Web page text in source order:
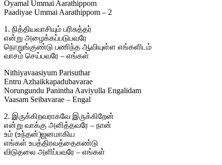
Oyamal Ummai Aarathippom
Paadiyae Ummai Aarathippom – 2
1. நித்தியவாசியும் பரிசுத்தர்
என்று அழைக்கப்படுபவரே
நொறுங்குண்டு பணிந்த ஆவியுள்ள எங்களிடம்
வாசம் செய்பவரே – எங்கள்
Nithiyavaasiyum Parisuthar
Entru Azhaikkapadubavarae
Norungundu Panintha Aaviyulla Engalidam
Vaasam Seibavarae – Engal
2. இருக்கிறவராகவே இருக்கிறேன்
என்று வாக்கு அளித்தவரே – நான்
உம் (உந்தன்)ஜனமாகிய
எங்கள் உபத்திரவத்தைகண்டு
விடுதலை அளிப்பவரே – எங்கள்